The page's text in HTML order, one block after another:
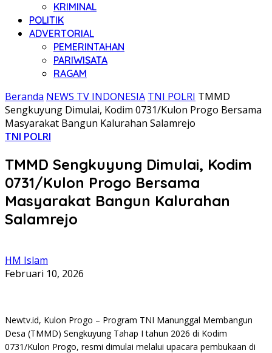
KRIMINAL
POLITIK
ADVERTORIAL
PEMERINTAHAN
PARIWISATA
RAGAM
Beranda NEWS TV INDONESIA TNI POLRI TMMD
Sengkuyung Dimulai, Kodim 0731/Kulon Progo Bersama
Masyarakat Bangun Kalurahan Salamrejo
TNI POLRI
TMMD Sengkuyung Dimulai, Kodim
0731/Kulon Progo Bersama
Masyarakat Bangun Kalurahan
Salamrejo
HM Islam
Februari 10, 2026
Newtv.id, Kulon Progo – Program TNI Manunggal Membangun
Desa (TMMD) Sengkuyung Tahap I tahun 2026 di Kodim
0731/Kulon Progo, resmi dimulai melalui upacara pembukaan di